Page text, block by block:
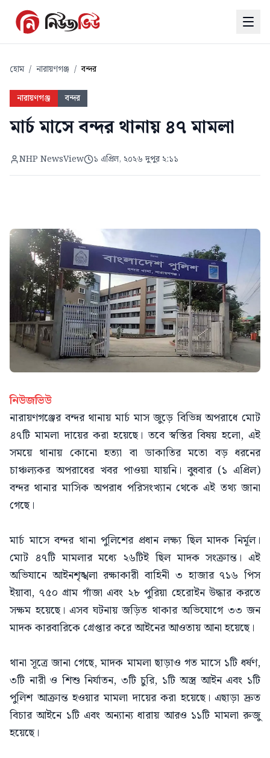
হোম / নারায়ণগঞ্জ / বন্দর
নারায়ণগঞ্জ বন্দর
মার্চ মাসে বন্দর থানায় ৪৭ মামলা
NHP NewsView ১ এপ্রিল, ২০২৬ দুপুর ২:১১
নিউজভিউ
নারায়ণগঞ্জের বন্দর থানায় মার্চ মাস জুড়ে বিভিন্ন অপরাধে মোট
৪৭টি মামলা দায়ের করা হয়েছে। তবে স্বস্তির বিষয় হলো, এই
সময়ে থানায় কোনো হত্যা বা ডাকাতির মতো বড় ধরনের
চাঞ্চল্যকর অপরাধের খবর পাওয়া যায়নি। বুধবার (১ এপ্রিল)
বন্দর থানার মাসিক অপরাধ পরিসংখ্যান থেকে এই তথ্য জানা
গেছে।
মার্চ মাসে বন্দর থানা পুলিশের প্রধান লক্ষ্য ছিল মাদক নির্মূল।
মোট ৪৭টি মামলার মধ্যে ২৬টিই ছিল মাদক সংক্রান্ত। এই
অভিযানে আইনশৃঙ্খলা রক্ষাকারী বাহিনী ৩ হাজার ৭১৬ পিস
ইয়াবা, ৭৫০ গ্রাম গাঁজা এবং ২৮ পুরিয়া হেরোইন উদ্ধার করতে
সক্ষম হয়েছে। এসব ঘটনায় জড়িত থাকার অভিযোগে ৩৩ জন
মাদক কারবারিকে গ্রেপ্তার করে আইনের আওতায় আনা হয়েছে।
থানা সূত্রে জানা গেছে, মাদক মামলা ছাড়াও গত মাসে ১টি ধর্ষণ,
৩টি নারী ও শিশু নির্যাতন, ৩টি চুরি, ১টি অস্ত্র আইন এবং ১টি
পুলিশ আক্রান্ত হওয়ার মামলা দায়ের করা হয়েছে। এছাড়া দ্রুত
বিচার আইনে ১টি এবং অন্যান্য ধারায় আরও ১১টি মামলা রুজু
হয়েছে।